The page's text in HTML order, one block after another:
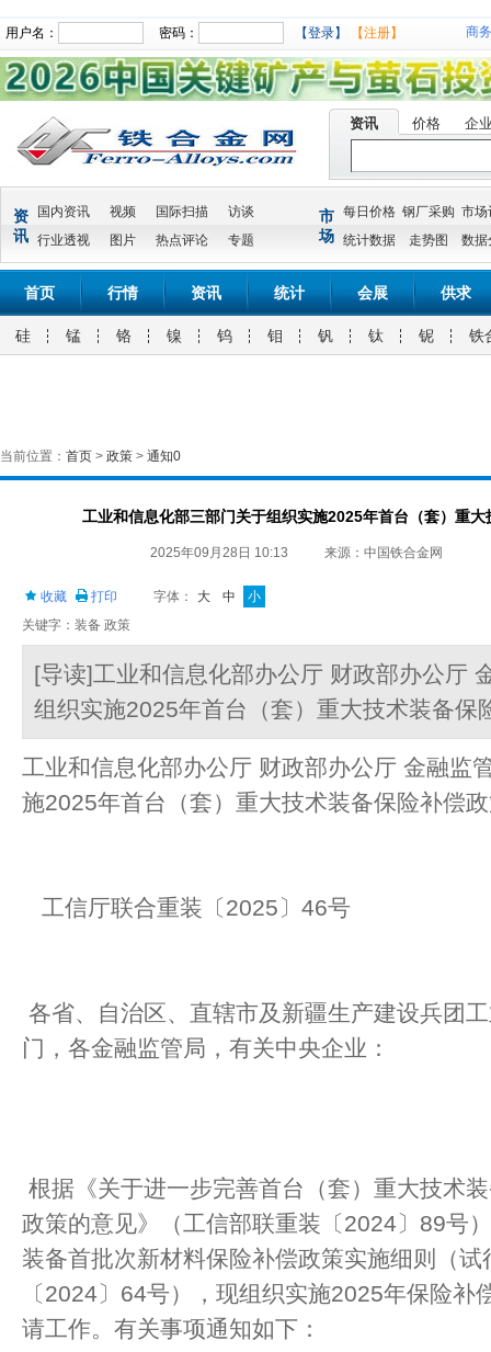
用户名： 密码： 【登录】 【注册】 商
资讯 价格 企
资
讯
国内资讯 视频 国际扫描
访谈
行业透视
图片 热点评论 专题
市
场
每日价格 钢厂采购 市场
统计数据
走势图 数据
首页 行情 资讯 统计 会展 供求
硅 锰 铬 镍 钨 钼 钒 钛 铌 铁
当前位置： 首页 > 政策 > 通知0
工业和信息化部三部门关于组织实施2025年首台（套）重
2025年09月28日 10:13 来源：中国铁合金网
收藏 打印 字体： 大 中
小
关键字：装备 政策
[导读]工业和信息化部办公厅 财政部办公厅
组织实施2025年首台（套）重大技术装备保
工业和信息化部办公厅 财政部办公厅 金融监
施2025年首台（套）重大技术装备保险补
工信厅联合重装〔2025〕46号
各省、自治区、直辖市及新疆生产建设兵团
门，各金融监管局，有关中央企业：
根据《关于进一步完善首台（套）重大技术
政策的意见》（工信部联重装〔2024〕89号
装备首批次新材料保险补偿政策实施细则（
〔2024〕64号），现组织实施2025年保险补
请工作。有关事项通知如下：